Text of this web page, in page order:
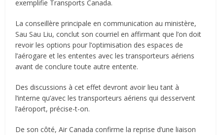
exemplifie Transports Canada.
La conseillère principale en communication au ministère,
Sau Sau Liu, conclut son courriel en affirmant que l’on doit
revoir les options pour l’optimisation des espaces de
l’aérogare et les ententes avec les transporteurs aériens
avant de conclure toute autre entente.
Des discussions à cet effet devront avoir lieu tant à
l’interne qu’avec les transporteurs aériens qui desservent
l’aéroport, précise-t-on.
De son côté, Air Canada confirme la reprise d’une liaison